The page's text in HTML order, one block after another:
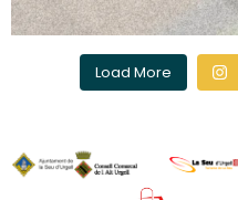
Load More